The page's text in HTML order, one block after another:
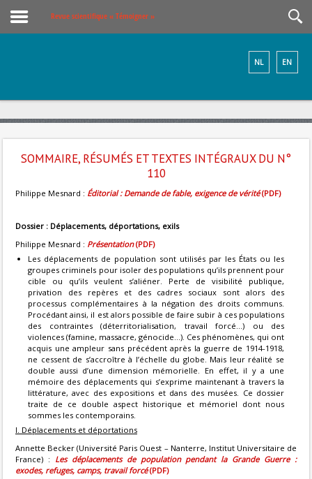
Revue scientifique « Témoigner »
EN
NL
SOMMAIRE, RÉSUMÉS ET TEXTES INTÉGRAUX DU N°
110
Philippe Mesnard : Éditorial : Demande de fable, exigence de vérité(PDF)
Dossier : Déplacements, déportations, exils
Philippe Mesnard : Présentation(PDF)
Les déplacements de population sont utilisés par les États ou les
groupes criminels pour isoler des populations qu’ils prennent pour
cible ou qu’ils veulent s’aliéner. Perte de visibilité publique,
privation des repères et des cadres sociaux sont alors des
processus complémentaires à la négation des droits communs.
Procédant ainsi, il est alors possible de faire subir à ces populations
des contraintes (déterritorialisation, travail forcé…) ou des
violences (famine, massacre, génocide…). Ces phénomènes, qui ont
acquis une ampleur sans précédent après la guerre de 1914-1918,
ne cessent de s’accroître à l’échelle du globe. Mais leur réalité se
double aussi d’une dimension mémorielle. En effet, il y a une
mémoire des déplacements qui s’exprime maintenant à travers la
littérature, avec des expositions et dans des musées. Ce dossier
traite de ce double aspect historique et mémoriel dont nous
sommes les contemporains.
I. Déplacements et déportations
Annette Becker (Université Paris Ouest – Nanterre, Institut Universitaire de
France) : Les déplacements de population pendant la Grande Guerre :
exodes, refuges, camps, travail forcé(PDF)